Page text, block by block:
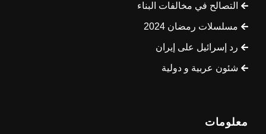
التصالح في مخالفات البناء
مسلسلات رمضان 2024
رد إسرائيل على إيران
شئون عربية و دولية
معلومات